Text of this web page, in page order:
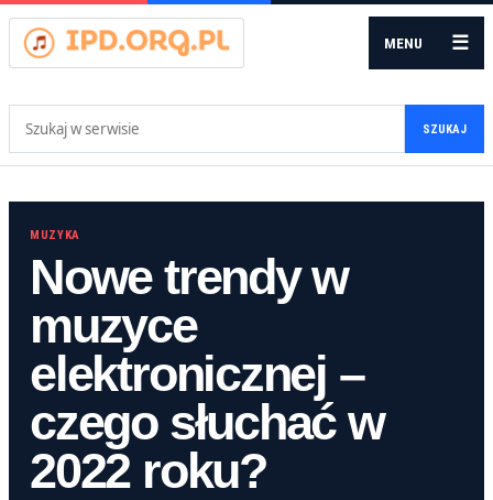
MENU ☰
SZUKAJ
MUZYKA
Nowe trendy w
muzyce
elektronicznej –
czego słuchać w
2022 roku?